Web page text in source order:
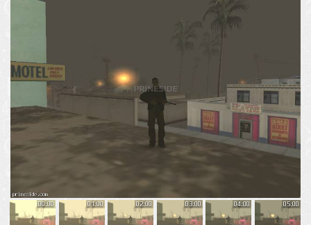
00:00 01:00 02:00 03:00 04:00 05:00